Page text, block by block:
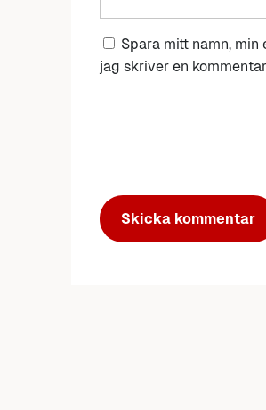
Spara mitt namn,
jag skriver en